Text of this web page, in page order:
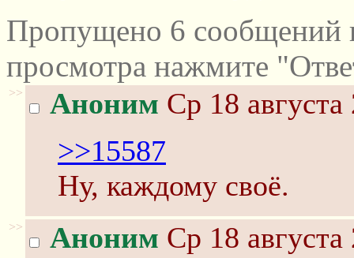
Пропущено 6 сообщений
просмотра нажмите
>> Аноним Ср 18
>>15587
Ну, каждому своё.
>> Аноним Ср 18